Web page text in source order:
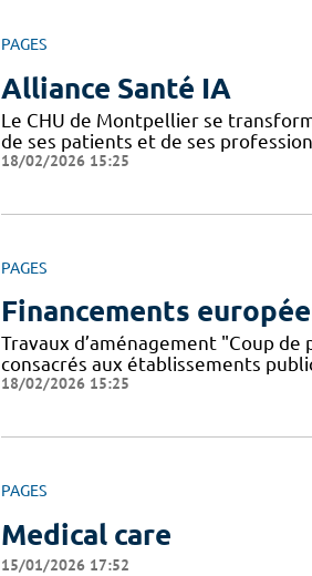
PAGES
Alliance Santé IA
Le CHU de Montpellier se
de ses patients et de ses
18/02/2026 15:25
PAGES
Financements
Travaux d’aménagement "Coup
consacrés aux établissements
18/02/2026 15:25
PAGES
Medical care
15/01/2026 17:52